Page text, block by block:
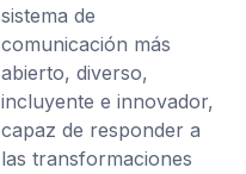
sistema de
comunicación más
abierto, diverso,
incluyente e innovador,
capaz de responder a
las transformaciones